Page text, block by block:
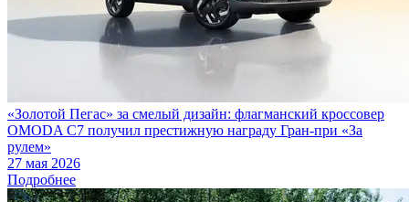
«Золотой Пегас» за смелый дизайн: флагманский кроссовер
OMODA C7 получил престижную награду Гран-при «За
рулем»
27 мая 2026
Подробнее